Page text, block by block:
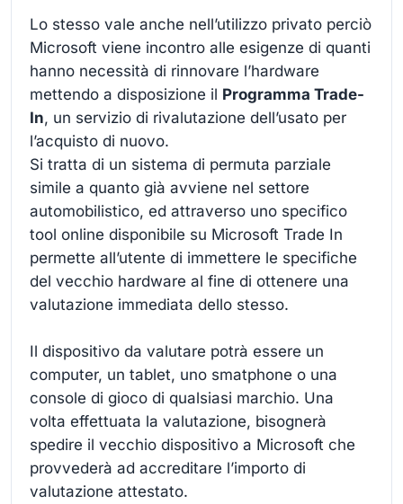
Lo stesso vale anche nell’utilizzo privato perciò
Microsoft viene incontro alle esigenze di quanti
hanno necessità di rinnovare l’hardware
mettendo a disposizione il Programma Trade-
In, un servizio di rivalutazione dell’usato per
l’acquisto di nuovo.
Si tratta di un sistema di permuta parziale
simile a quanto già avviene nel settore
automobilistico, ed attraverso uno specifico
tool online disponibile su Microsoft Trade In
permette all’utente di immettere le specifiche
del vecchio hardware al fine di ottenere una
valutazione immediata dello stesso.
Il dispositivo da valutare potrà essere un
computer, un tablet, uno smatphone o una
console di gioco di qualsiasi marchio. Una
volta effettuata la valutazione, bisognerà
spedire il vecchio dispositivo a Microsoft che
provvederà ad accreditare l’importo di
valutazione attestato.